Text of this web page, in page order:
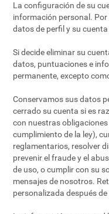
La configuración de su
información personal. Por
datos de perfil y su cuenta
Si decide eliminar su
datos, puntuaciones e
permanente, excepto
Conservamos sus datos
cerrado su cuenta si es
con nuestras
cumplimiento de la ley),
reglamentarios, resolver
prevenir el fraude y el
de uso, o cumplir con su
mensajes de nosotros.
personalizada después